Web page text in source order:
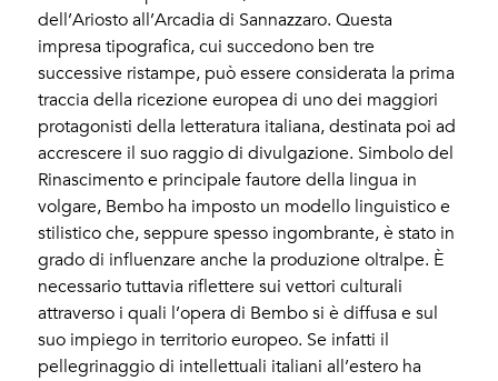
dell’Ariosto all’Arcadia di Sannazzaro. Questa
impresa tipografica, cui succedono ben tre
successive ristampe, può essere considerata la prima
traccia della ricezione europea di uno dei maggiori
protagonisti della letteratura italiana, destinata poi ad
accrescere il suo raggio di divulgazione. Simbolo del
Rinascimento e principale fautore della lingua in
volgare, Bembo ha imposto un modello linguistico e
stilistico che, seppure spesso ingombrante, è stato in
grado di influenzare anche la produzione oltralpe. È
necessario tuttavia riflettere sui vettori culturali
attraverso i quali l’opera di Bembo si è diffusa e sul
suo impiego in territorio europeo. Se infatti il
pellegrinaggio di intellettuali italiani all’estero ha